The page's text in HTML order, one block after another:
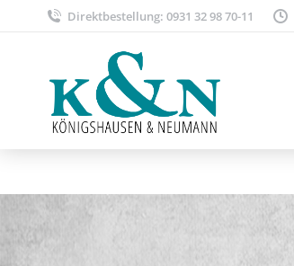
Direktbestellung: 0931 32 98 70-11